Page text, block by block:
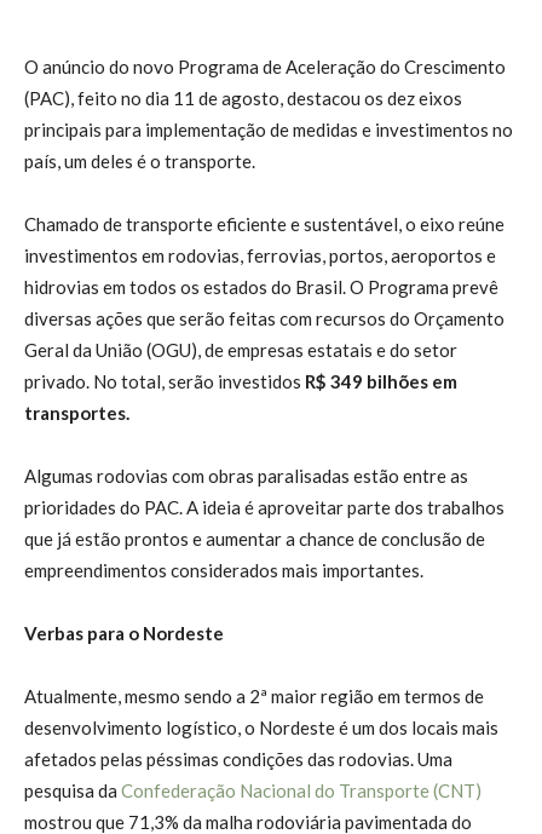
O anúncio do novo Programa de Aceleração do Crescimento
(PAC), feito no dia 11 de agosto, destacou os dez eixos
principais para implementação de medidas e investimentos no
país, um deles é o transporte.
Chamado de transporte eficiente e sustentável, o eixo reúne
investimentos em rodovias, ferrovias, portos, aeroportos e
hidrovias em todos os estados do Brasil. O Programa prevê
diversas ações que serão feitas com recursos do Orçamento
Geral da União (OGU), de empresas estatais e do setor
privado. No total, serão investidos R$ 349 bilhões em
transportes.
Algumas rodovias com obras paralisadas estão entre as
prioridades do PAC. A ideia é aproveitar parte dos trabalhos
que já estão prontos e aumentar a chance de conclusão de
empreendimentos considerados mais importantes.
Verbas para o Nordeste
Atualmente, mesmo sendo a 2ª maior região em termos de
desenvolvimento logístico, o Nordeste é um dos locais mais
afetados pelas péssimas condições das rodovias. Uma
pesquisa da Confederação Nacional do Transporte (CNT)
mostrou que 71,3% da malha rodoviária pavimentada do